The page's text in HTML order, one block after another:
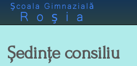
Ședințe consiliu